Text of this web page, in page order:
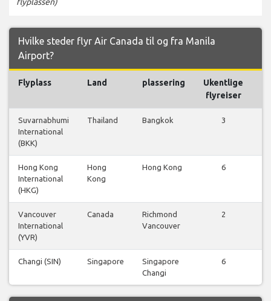
Hvilke steder flyr Air Canada til og fra Manila
Airport?
Flyplass Land plassering
Ukentlige
flyreiser
Suvarnabhumi
International
(BKK)
Thailand Bangkok
3
Hong Kong
International
(HKG)
Hong
Kong
Hong Kong
6
Vancouver
International
(YVR)
Canada
Richmond
Vancouver
2
Changi (SIN) Singapore
Singapore
Changi
6